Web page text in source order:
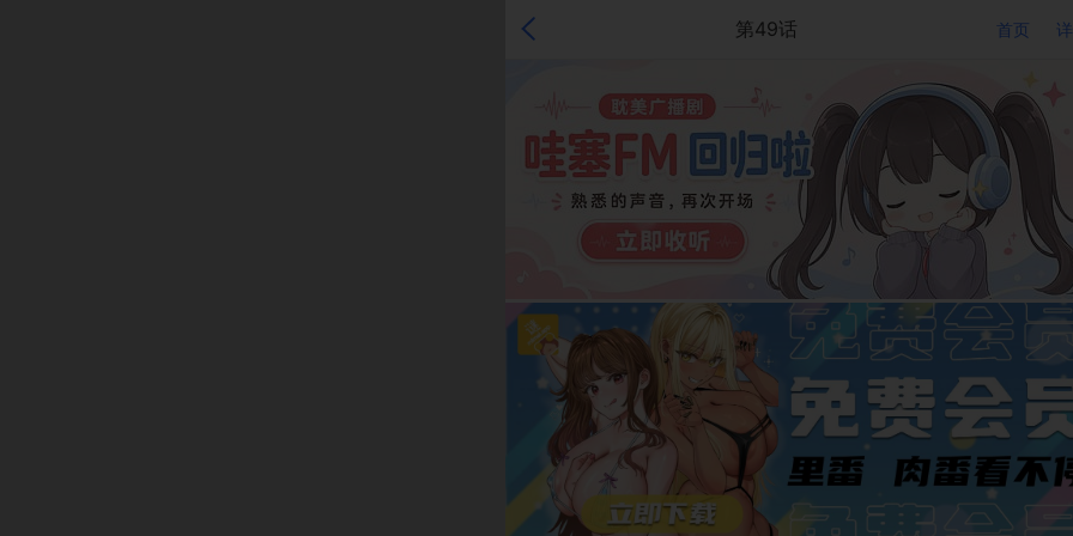
第49话 首页